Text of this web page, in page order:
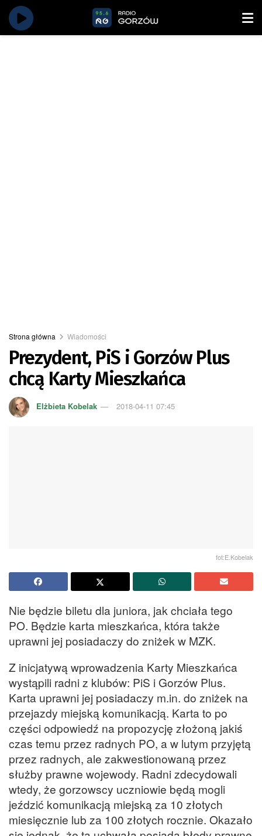
Strona główna Wiadomości
Prezydent, PiS i Gorzów Plus
chcą Karty Mieszkańca
Elżbieta Kobelak 2018-04-11 07:45
fot:E.Kobelak
Nie będzie biletu dla juniora, jak chciała tego
PO. Będzie karta mieszkańca, która także
uprawni jej posiadaczy do zniżek w MZK.
Z inicjatywą wprowadzenia Karty Mieszkańca
wystąpili radni z klubów: PiS i Gorzów Plus.
Karta uprawni jej posiadaczy m.in. do zniżek na
przejazdy miejską komunikacją. Karta to po
części odpowiedź na propozycję złożoną jakiś
czas temu przez radnych PO, a w lutym przyjętą
przez radnych, ale zakwestionowaną przez
służby prawne wojewody. Radni zdecydowali
wtedy, że gorzowscy uczniowie będą mogli
jeździć komunikacją miejską za 10 złotych
miesięcznie lub za 100 złotych rocznie. Okazało